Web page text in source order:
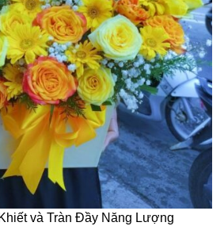
và Tràn Đầy Năng Lượng